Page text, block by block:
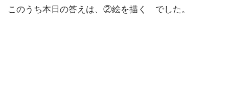
このうち本日の答えは、②絵を描く でした。